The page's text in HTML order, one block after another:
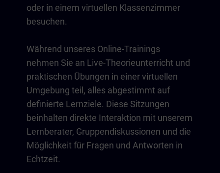
oder in einem virtuellen Klassenzimmer
besuchen.
Während unseres Online-Trainings
nehmen Sie an Live-Theorieunterricht und
praktischen Übungen in einer virtuellen
Umgebung teil, alles abgestimmt auf
definierte Lernziele. Diese Sitzungen
beinhalten direkte Interaktion mit unserem
Lernberater, Gruppendiskussionen und die
Möglichkeit für Fragen und Antworten in
Echtzeit.